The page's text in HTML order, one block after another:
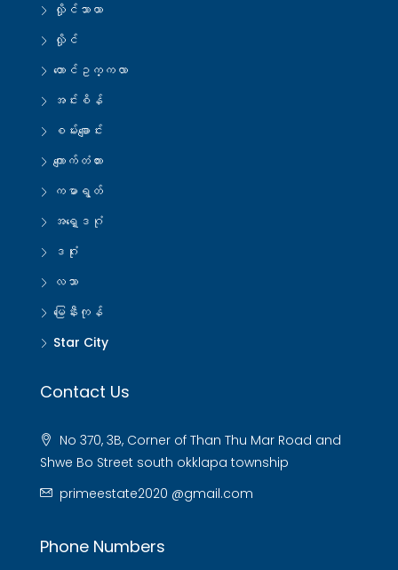
လှိုင်သာယာ
လှိုင်
တောင်ဥက္ကလာ
အင်းစိန်
စမ်းချောင်း
ကျောက်တံတား
ကမာရွတ်
အရှေ့ဒဂုံ
ဒဂုံး
လသာ
မြေနီးကုန်
Star City
Contact Us
No 370, 3B, Corner of Than Thu Mar Road and
Shwe Bo Street south okklapa township
primeestate2020 @gmail.com
Phone Numbers